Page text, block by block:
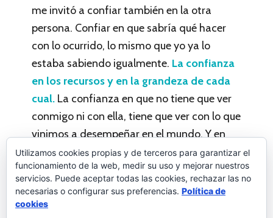
me invitó a confiar también en la otra
persona. Confiar en que sabría qué hacer
con lo ocurrido, lo mismo que yo ya lo
estaba sabiendo igualmente. La confianza
en los recursos y en la grandeza de cada
cual. La confianza en que no tiene que ver
conmigo ni con ella, tiene que ver con lo que
vinimos a desempeñar en el mundo. Y en
este punto, sólo podemos tener entrega y
dejarnos enseñar por la vida.
Palabras a la vida
Utilizamos cookies propias y de terceros para garantizar el
funcionamiento de la web, medir su uso y mejorar nuestros
servicios. Puede aceptar todas las cookies, rechazar las no
necesarias o configurar sus preferencias. Política de
cookies